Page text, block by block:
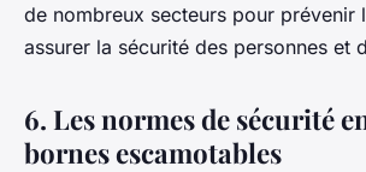
de nombreux secteurs pour prévenir
assurer la sécurité des personnes et
6. Les normes de sécurité
bornes escamotables